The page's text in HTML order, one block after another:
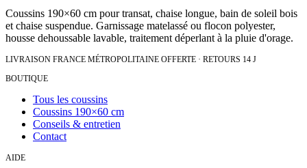
Coussins 190×60 cm pour transat, chaise longue, bain de soleil bois
et chaise suspendue. Garnissage matelassé ou flocon polyester,
housse dehoussable lavable, traitement déperlant à la pluie d'orage.
LIVRAISON FRANCE MÉTROPOLITAINE OFFERTE · RETOURS 14 J
BOUTIQUE
Tous les coussins
Coussins 190×60 cm
Conseils & entretien
Contact
AIDE